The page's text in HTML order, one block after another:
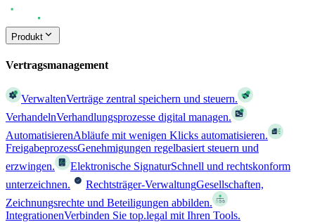
Produkt
Vertragsmanagement
VerwaltenVerträge zentral speichern und steuern.
VerhandelnVerhandlungsprozesse digital managen.
AutomatisierenAbläufe mit wenigen Klicks automatisieren.
FreigabeprozessGenehmigungen regelbasiert steuern und
erzwingen.
Elektronische SignaturSchnell und rechtskonform
unterzeichnen.
Rechtsträger-VerwaltungGesellschaften,
Zeichnungsrechte und Beteiligungen abbilden.
IntegrationenVerbinden Sie top.legal mit Ihren Tools.